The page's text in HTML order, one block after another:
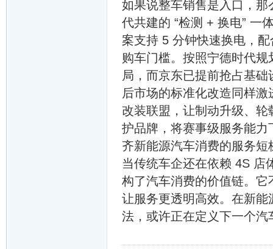
如果说整车销售是入口，那
代共建的 “检测 + 换电”
案支持 5 分钟快速换电，
购车门槛。按照宁德时代
局，而京东已提前抢占基础
后市场的标准化改造同样
改装联盟，让制动升级、
护品牌，将赛事级服务能力
齐新能源汽车消费的服务短
当传统车企还在依赖 4S 店
构了汽车消费的价值链。
让服务更透明高效。在新
法，或许正在定义下一个汽